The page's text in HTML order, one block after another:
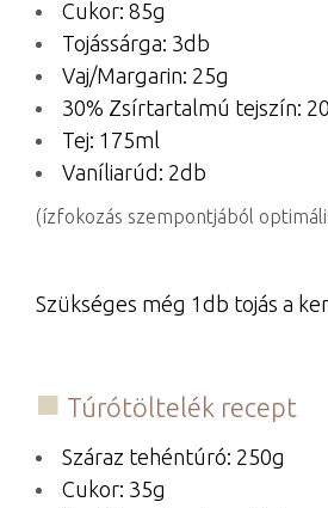
Cukor: 85g
Tojássárga: 3db
Vaj/Margarin: 25g
30% Zsírtartalmú tejszín:
Tej: 175ml
Vaníliarúd: 2db
(ízfokozás szempontjából
Szükséges még 1db tojás a
Túrótöltelék recept
Száraz tehéntúró: 250g
Cukor: 35g